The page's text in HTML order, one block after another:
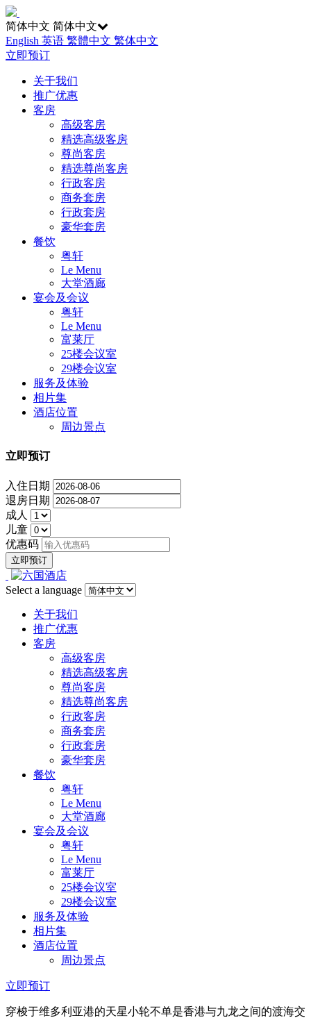
简体中文 简体中文
English 英语 繁體中文 繁体中文
立即预订
关于我们
推广优惠
客房
高级客房
精选高级客房
尊尚客房
精选尊尚客房
行政客房
商务套房
行政套房
豪华套房
餐饮
粤轩
Le Menu
大堂酒廊
宴会及会议
粤轩
Le Menu
富莱厅
25楼会议室
29楼会议室
服务及体验
相片集
酒店位置
周边景点
立即预订
入住日期
退房日期
成人
儿童
优惠码
Select a language
关于我们
推广优惠
客房
高级客房
精选高级客房
尊尚客房
精选尊尚客房
行政客房
商务套房
行政套房
豪华套房
餐饮
粤轩
Le Menu
大堂酒廊
宴会及会议
粤轩
Le Menu
富莱厅
25楼会议室
29楼会议室
服务及体验
相片集
酒店位置
周边景点
立即预订
穿梭于维多利亚港的天星小轮不单是香港与九龙之间的渡海交